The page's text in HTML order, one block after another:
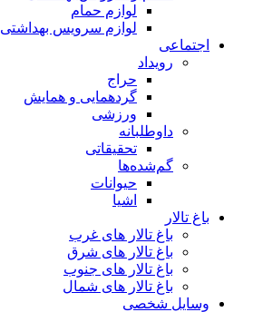
لوازم حمام
لوازم سرویس بهداشتی
اجتماعی
رویداد
حراج
گردهمایی و همایش
ورزشی
داوطلبانه
تحقیقاتی
گم‌شده‌ها
حیوانات
اشیا
باغ تالار
باغ تالار های غرب
باغ تالار های شرق
باغ تالار های جنوب
باغ تالار های شمال
وسایل شخصی